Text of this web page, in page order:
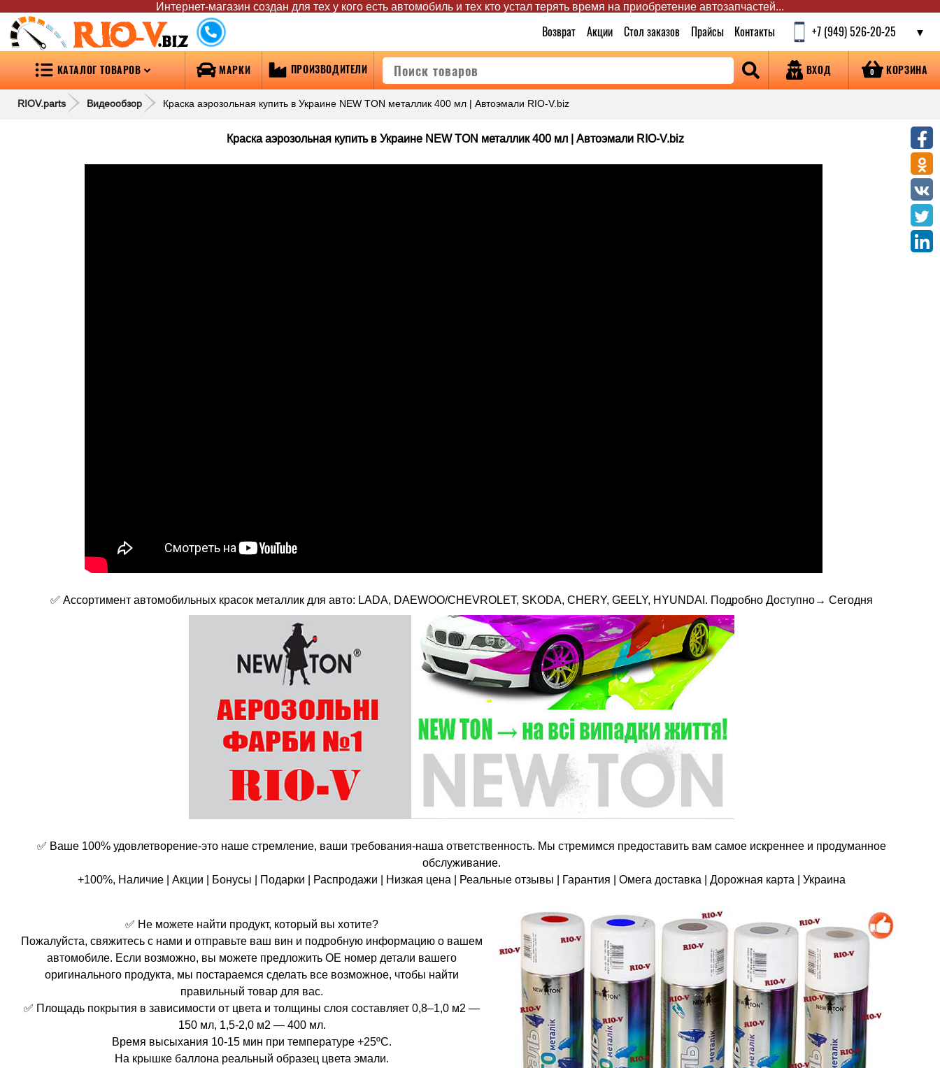
Интернет-магазин создан для тех у кого есть автомобиль и тех кто устал терять время на приобретение автозапчастей...
RIO-V.biz Возврат Акции Стол заказов Прайсы Контакты +7 (949) 526-20-25
КАТАЛОГ ТОВАРОВ МАРКИ ПРОИЗВОДИТЕЛИ ВХОД 0 КОРЗИНА
RIOV.parts Видеообзор Краска аэрозольная купить в Украине NEW TON металлик 400 мл | Автоэмали RIO-V.biz
Краска аэрозольная купить в Украине NEW TON металлик 400 мл | Автоэмали RIO-V.biz
✅ Ассортимент автомобильных красок металлик для авто: LADA, DAEWOO/CHEVROLET, SKODA, CHERY, GEELY, HYUNDAI. Подробно Доступно→ Сегодня
✅ Ваше 100% удовлетворение-это наше стремление, ваши требования-наша ответственность. Мы стремимся предоставить вам самое искреннее и продуманное
обслуживание.
+100%, Наличие | Акции | Бонусы | Подарки | Распродажи | Низкая цена | Реальные отзывы | Гарантия | Омега доставка | Дорожная карта | Украина
✅ Не можете найти продукт, который вы хотите?
Пожалуйста, свяжитесь с нами и отправьте ваш вин и подробную информацию о вашем
автомобиле. Если возможно, вы можете предложить OE номер детали вашего
оригинального продукта, мы постараемся сделать все возможное, чтобы найти
правильный товар для вас.
✅ Площадь покрытия в зависимости от цвета и толщины слоя составляет 0,8–1,0 м2 —
150 мл, 1,5-2,0 м2 — 400 мл.
Время высыхания 10-15 мин при температуре +25ºС.
На крышке баллона реальный образец цвета эмали.